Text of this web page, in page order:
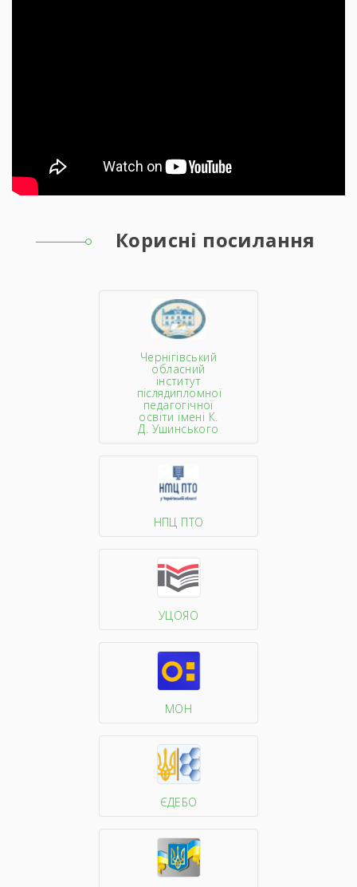
Корисні посилання
Чернігівський
обласний
інститут
післядипломної
педагогічної
освіти імені К.
Д. Ушинського
НПЦ ПТО
УЦОЯО
МОН
ЄДЕБО